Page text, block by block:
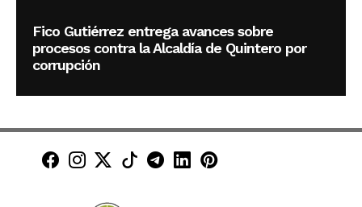
Fico Gutiérrez entrega avances sobre
procesos contra la Alcaldía de Quintero por
corrupción
Minuto30 en Facebook
Minuto30 en Instagram
Minuto30 en X (Twitter)
Minuto30 en TikTok
Canal de Minuto30 en
Minuto30 en LinkedIn
Minuto30 en